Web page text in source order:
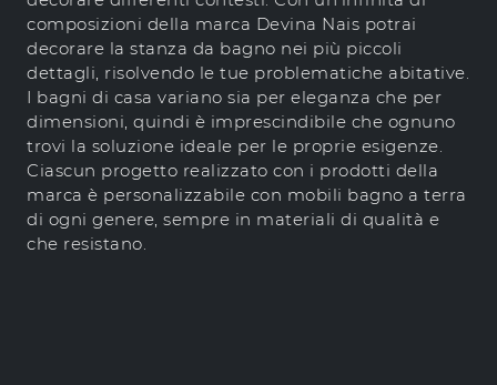
composizioni della marca Devina Nais potrai
decorare la stanza da bagno nei più piccoli
dettagli, risolvendo le tue problematiche abitative.
I bagni di casa variano sia per eleganza che per
dimensioni, quindi è imprescindibile che ognuno
trovi la soluzione ideale per le proprie esigenze.
Ciascun progetto realizzato con i prodotti della
marca è personalizzabile con mobili bagno a terra
di ogni genere, sempre in materiali di qualità e
che resistano.